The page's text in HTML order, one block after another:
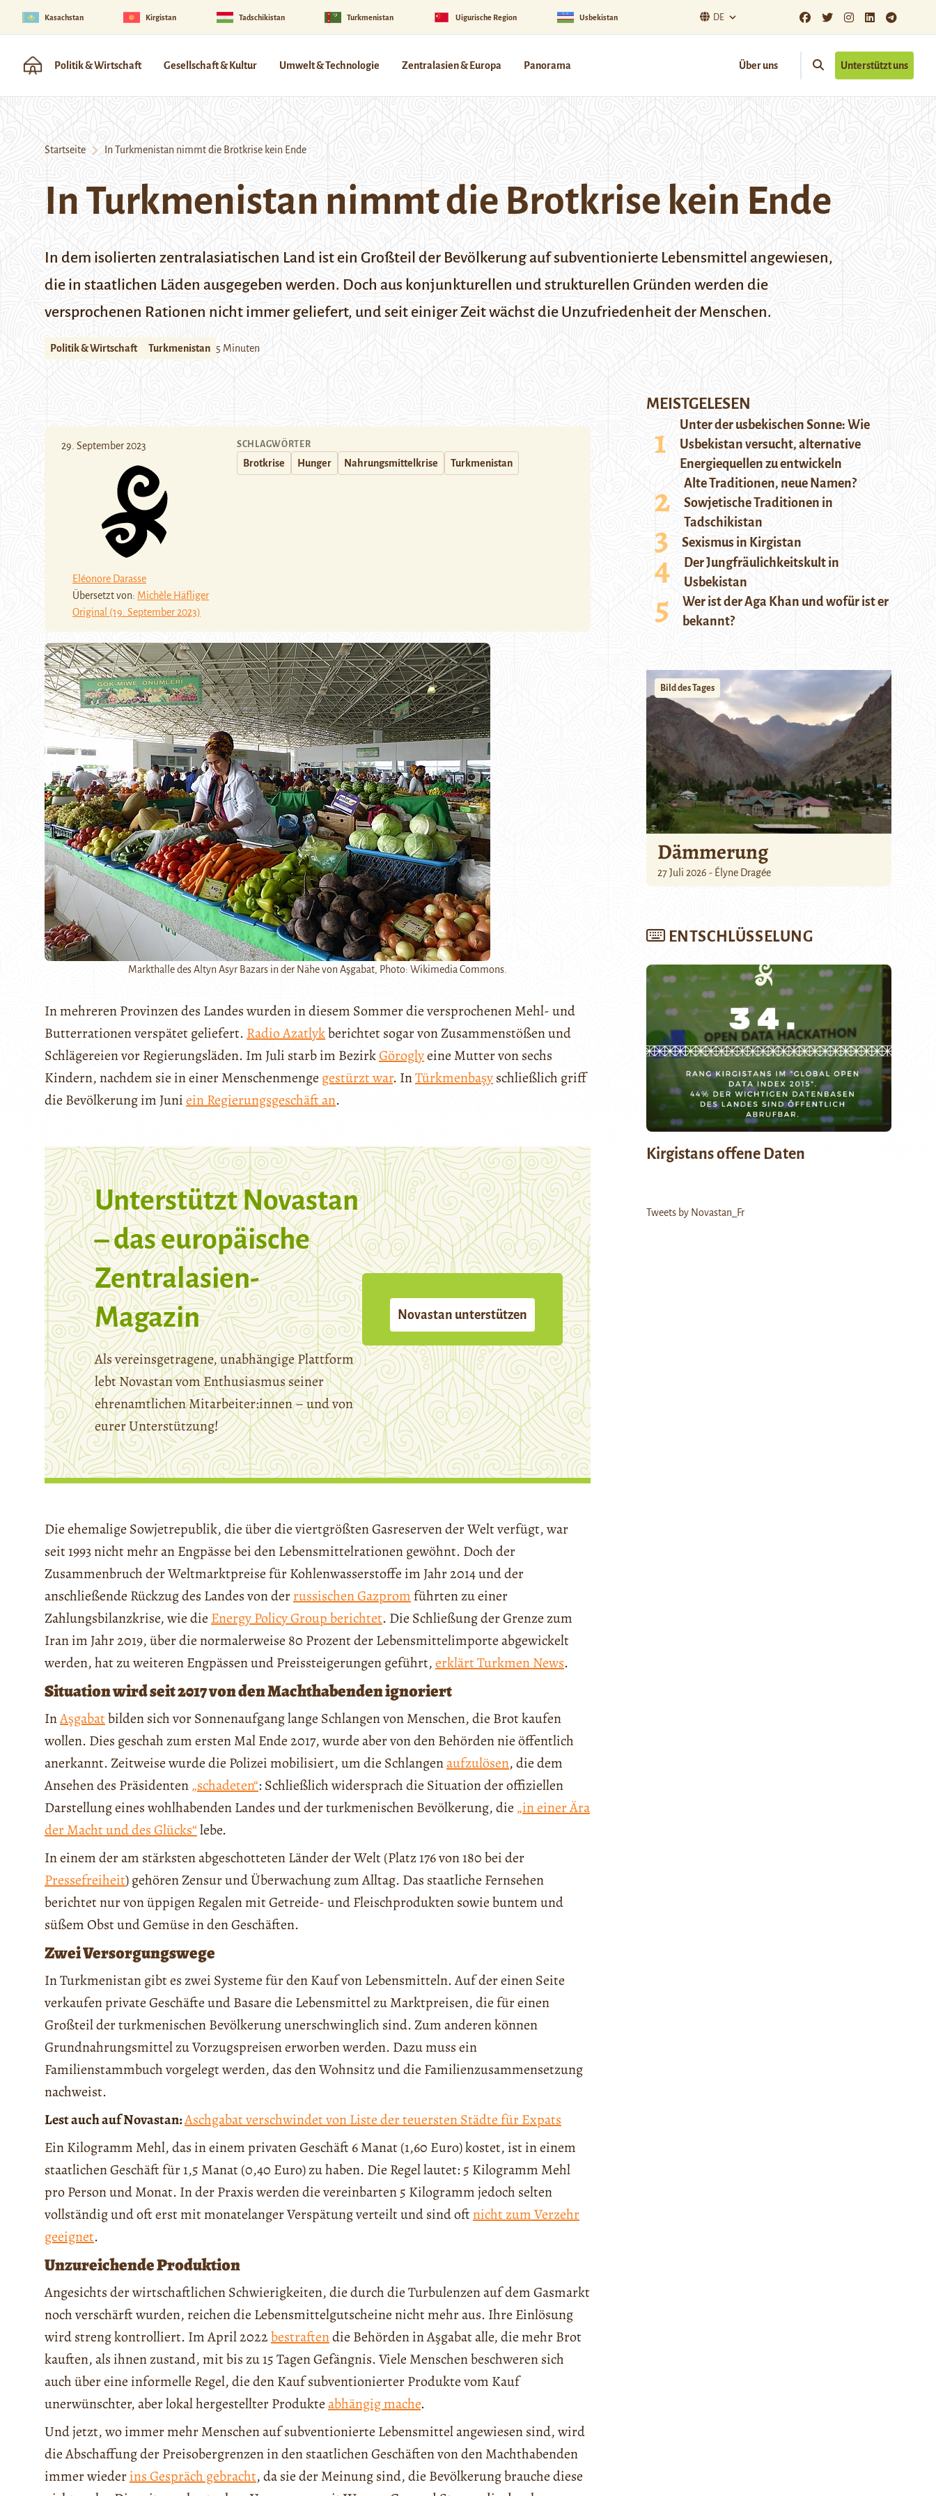
Kasachstan Kirgistan Tadschikistan Turkmenistan Uigurische Region Usbekistan DE
Politik & Wirtschaft Gesellschaft & Kultur Umwelt & Technologie Zentralasien & Europa Panorama Über uns Unterstützt uns
Startseite In Turkmenistan nimmt die Brotkrise kein Ende
In Turkmenistan nimmt die Brotkrise kein Ende
In dem isolierten zentralasiatischen Land ist ein Großteil der Bevölkerung auf subventionierte Lebensmittel angewiesen,
die in staatlichen Läden ausgegeben werden. Doch aus konjunkturellen und strukturellen Gründen werden die
versprochenen Rationen nicht immer geliefert, und seit einiger Zeit wächst die Unzufriedenheit der Menschen.
Politik & Wirtschaft Turkmenistan 5 Minuten
29. September 2023
Eléonore Darasse
Übersetzt von: Michèle Häfliger
Original (19. September 2023)
SCHLAGWÖRTER
Brotkrise Hunger Nahrungsmittelkrise Turkmenistan
Markthalle des Altyn Asyr Bazars in der Nähe von Aşgabat, Photo: Wikimedia Commons.
In mehreren Provinzen des Landes wurden in diesem Sommer die versprochenen Mehl- und
Butterrationen verspätet geliefert. Radio Azatlykberichtet sogar von Zusammenstößen und
Schlägereien vor Regierungsläden. Im Juli starb im BezirkGöroglyeine Mutter von sechs
Kindern, nachdem sie in einer Menschenmenge gestürzt war. InTürkmenbaşyschließlich griff
die Bevölkerung im Juniein Regierungsgeschäft an.
Unterstützt Novastan
– das europäische
Zentralasien-
Magazin
Als vereinsgetragene, unabhängige Plattform
lebt Novastan vom Enthusiasmus seiner
ehrenamtlichen Mitarbeiter:innen – und von
eurer Unterstützung!
Novastan unterstützen
Die ehemalige Sowjetrepublik, die über die viertgrößten Gasreserven der Welt verfügt, war
seit 1993 nicht mehr an Engpässe bei den Lebensmittelrationen gewöhnt. Doch der
Zusammenbruch der Weltmarktpreise für Kohlenwasserstoffe im Jahr 2014 und der
anschließende Rückzug des Landes von derrussischen Gazpromführten zu einer
Zahlungsbilanzkrise, wie die Energy Policy Group berichtet. Die Schließung der Grenze zum
Iran im Jahr 2019, über die normalerweise 80 Prozent der Lebensmittelimporte abgewickelt
werden, hat zu weiteren Engpässen und Preissteigerungen geführt,erklärt Turkmen News.
Situation wird seit 2017 von den Machthabenden ignoriert
InAşgabatbilden sich vor Sonnenaufgang lange Schlangen von Menschen, die Brot kaufen
wollen. Dies geschah zum ersten Mal Ende 2017, wurde aber von den Behörden nie öffentlich
anerkannt. Zeitweise wurde die Polizei mobilisiert, um die Schlangenaufzulösen, die dem
Ansehen des Präsidenten„schadeten“: Schließlich widersprach die Situation der offiziellen
Darstellung eines wohlhabenden Landes und der turkmenischen Bevölkerung, die „in einer Ära
der Macht und des Glücks“lebe.
In einem der am stärksten abgeschotteten Länder der Welt (Platz 176 von 180 bei der
Pressefreiheit) gehören Zensur und Überwachung zum Alltag. Das staatliche Fernsehen
berichtet nur von üppigen Regalen mit Getreide- und Fleischprodukten sowie buntem und
süßem Obst und Gemüse in den Geschäften.
Zwei Versorgungswege
In Turkmenistan gibt es zwei Systeme für den Kauf von Lebensmitteln. Auf der einen Seite
verkaufen private Geschäfte und Basare die Lebensmittel zu Marktpreisen, die für einen
Großteil der turkmenischen Bevölkerung unerschwinglich sind. Zum anderen können
Grundnahrungsmittel zu Vorzugspreisen erworben werden. Dazu muss ein
Familienstammbuch vorgelegt werden, das den Wohnsitz und die Familienzusammensetzung
nachweist.
Lest auch auf Novastan:Aschgabat verschwindet von Liste der teuersten Städte für Expats
Ein Kilogramm Mehl, das in einem privaten Geschäft 6 Manat (1,60 Euro) kostet, ist in einem
staatlichen Geschäft für 1,5 Manat (0,40 Euro) zu haben. Die Regel lautet: 5 Kilogramm Mehl
pro Person und Monat. In der Praxis werden die vereinbarten 5 Kilogramm jedoch selten
vollständig und oft erst mit monatelanger Verspätung verteilt und sind oftnicht zum Verzehr
geeignet.
Unzureichende Produktion
Angesichts der wirtschaftlichen Schwierigkeiten, die durch die Turbulenzen auf dem Gasmarkt
noch verschärft wurden, reichen die Lebensmittelgutscheine nicht mehr aus. Ihre Einlösung
wird streng kontrolliert. Im April 2022bestraftendie Behörden in Aşgabat alle, die mehr Brot
kauften, als ihnen zustand, mit bis zu 15 Tagen Gefängnis. Viele Menschen beschweren sich
auch über eine informelle Regel, die den Kauf subventionierter Produkte vom Kauf
unerwünschter, aber lokal hergestellter Produkteabhängig mache.
Und jetzt, wo immer mehr Menschen auf subventionierte Lebensmittel angewiesen sind, wird
die Abschaffung der Preisobergrenzen in den staatlichen Geschäften von den Machthabenden
immer wiederins Gespräch gebracht, da sie der Meinung sind, die Bevölkerung brauche diese
MEISTGELESEN
Unter der usbekischen Sonne: Wie
Usbekistan versucht, alternative
Energiequellen zu entwickeln
Alte Traditionen, neue Namen?
Sowjetische Traditionen in
Tadschikistan
Sexismus in Kirgistan
Der Jungfräulichkeitskult in
Usbekistan
Wer ist der Aga Khan und wofür ist er
bekannt?
Bild des Tages
Dämmerung
27 Juli 2026 - Élyne Dragée
ENTSCHLÜSSELUNG
Kirgistans offene Daten
Tweets by Novastan_Fr